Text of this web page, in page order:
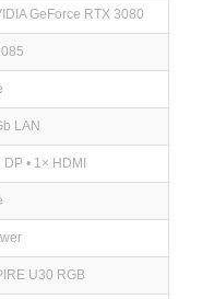
GeForce RTX 3080
LAN
DP • 1× HDMI
U30 RGB